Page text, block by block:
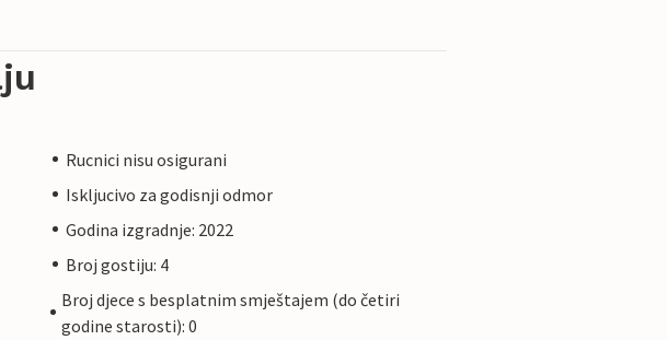
Rucnici nisu osigurani
Iskljucivo za godisnji odmor
Godina izgradnje: 2022
Broj gostiju: 4
Broj djece s besplatnim smještajem (do četiri
godine starosti): 0